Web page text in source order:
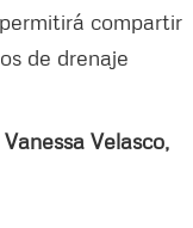
compartir
de drenaje
Velasco,